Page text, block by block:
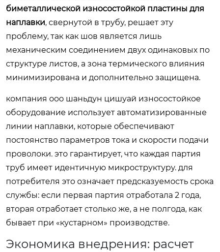
биметаллической износостойкой пластины для
наплавки, свернутой в трубу, решает эту
проблему, так как шов является лишь
механическим соединением двух одинаковых по
структуре листов, а зона термического влияния
минимизирована и дополнительно защищена.
компания ооо шаньдун цишуай износостойкое
оборудование использует автоматизированные
линии наплавки, которые обеспечивают
постоянство параметров тока и скорости подачи
проволоки. это гарантирует, что каждая партия
труб имеет идентичную микроструктуру. для
потребителя это означает предсказуемость срока
службы: если первая партия отработала 2 года,
вторая отработает столько же, а не полгода, как
бывает при «кустарном» производстве.
Экономика внедрения: расчет